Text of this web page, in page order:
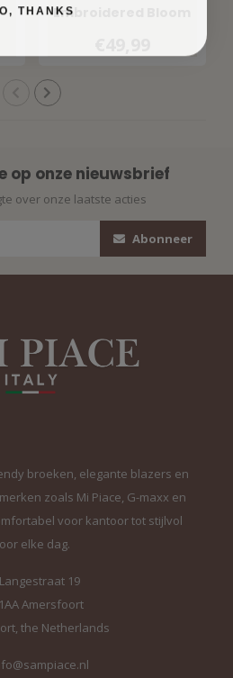
Embroidered Bloom
Multicolour
op onze nieuwsbrief
over onze laatste acties
Abonneer
broeken, elegante blazers en
zoals Mi Piace, G-maxx en
voor kantoor tot stijlvol
elke dag.
Langestraat 19
Amersfoort
the Netherlands
THANKS